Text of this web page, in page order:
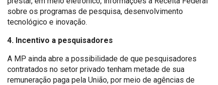
sobre os programas de pesquisa, desenvolvimento
tecnológico e inovação.
4. Incentivo a pesquisadores
A MP ainda abre a possibilidade de que pesquisadores
contratados no setor privado tenham metade de sua
remuneração paga pela União, por meio de agências de